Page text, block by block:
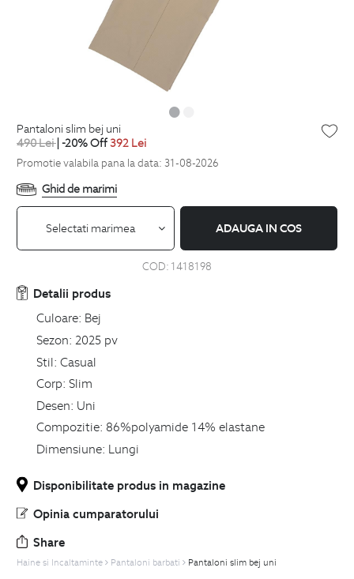
pantaloni slim bej uni
490Lei| -20% Off392 Lei
Promotie valabila pana la data: 31-08-2026
Ghid de marimi
Selectati marimea ADAUGA IN COS
COD: 1418198
Detalii produs
Culoare: Bej
Sezon: 2025 pv
Stil: Casual
Corp: Slim
Desen: Uni
Compozitie: 86%polyamide 14% elastane
Dimensiune: Lungi
Disponibilitate produs in magazine
Opinia cumparatorului
Share
Haine si Incaltaminte Pantaloni barbati Pantaloni slim bej uni